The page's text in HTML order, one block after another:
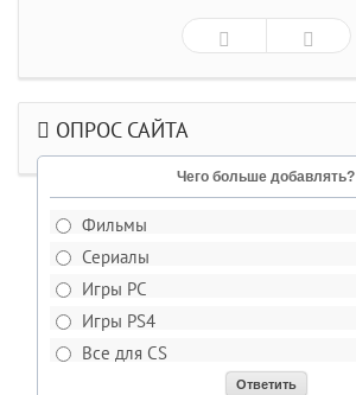
ОПРОС САЙТА
Чего больше добавлять?
Фильмы
Сериалы
Игры PC
Игры PS4
Все для CS